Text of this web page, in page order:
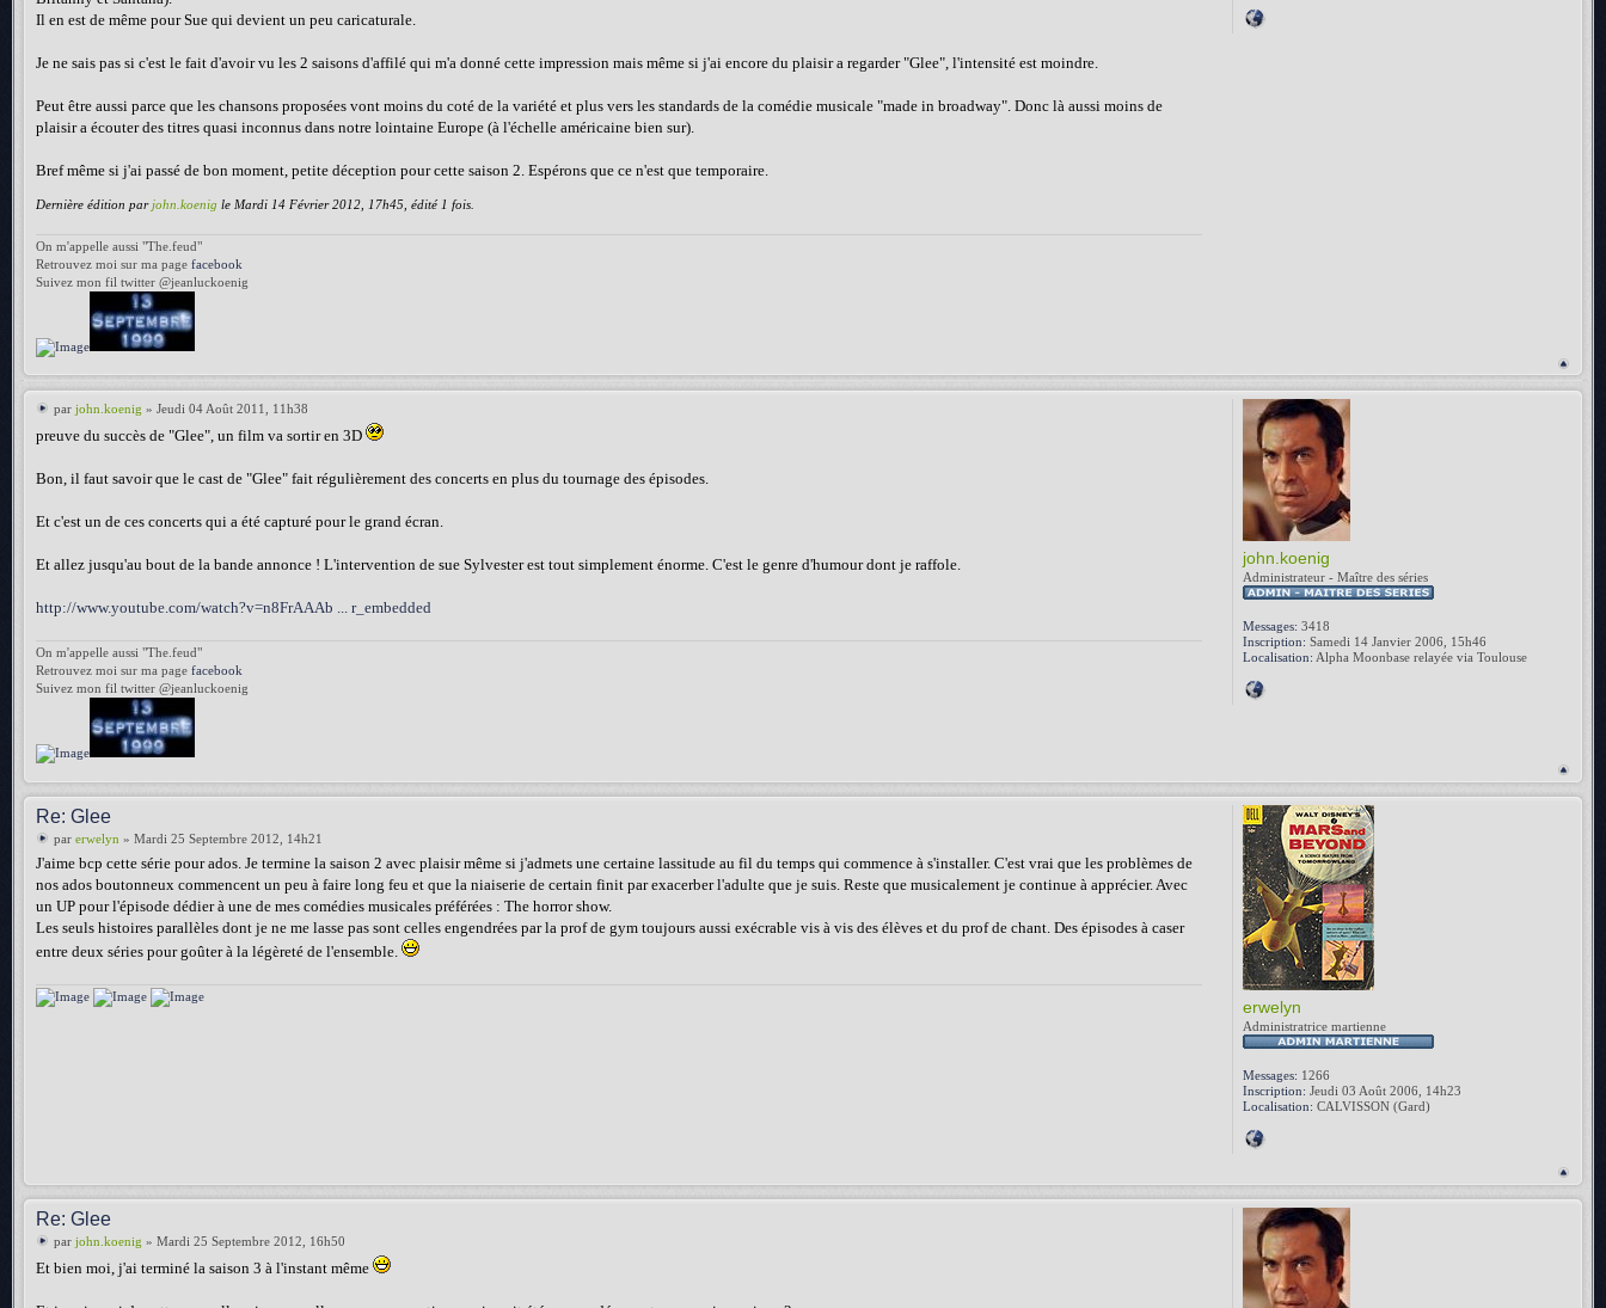
Il en est de même pour Sue qui devient un peu caricaturale.
Je ne sais pas si c'est le fait d'avoir vu les 2 saisons d'affilé qui m'a donné cette impression mais même si j'ai encore du plaisir a regarder "Glee", l'intensité est moindre.
Peut être aussi parce que les chansons proposées vont moins du coté de la variété et plus vers les standards de la comédie musicale "made in broadway". Donc là aussi moins de
plaisir a écouter des titres quasi inconnus dans notre lointaine Europe (à l'échelle américaine bien sur).
Bref même si j'ai passé de bon moment, petite déception pour cette saison 2. Espérons que ce n'est que temporaire.
Dernière édition par john.koenig le Mardi 14 Février 2012, 17h45, édité 1 fois.
On m'appelle aussi "The.feud"
Retrouvez moi sur ma page facebook
Suivez mon fil twitter @jeanluckoenig
par john.koenig » Jeudi 04 Août 2011, 11h38
preuve du succès de "Glee", un film va sortir en 3D
Bon, il faut savoir que le cast de "Glee" fait régulièrement des concerts en plus du tournage des épisodes.
Et c'est un de ces concerts qui a été capturé pour le grand écran.
Et allez jusqu'au bout de la bande annonce ! L'intervention de sue Sylvester est tout simplement énorme. C'est le genre d'humour dont je raffole.
http://www.youtube.com/watch?v=n8FrAAAb ... r_embedded
On m'appelle aussi "The.feud"
Retrouvez moi sur ma page facebook
Suivez mon fil twitter @jeanluckoenig
john.koenig
Administrateur - Maître des séries
Messages: 3418
Inscription: Samedi 14 Janvier 2006, 15h46
Localisation: Alpha Moonbase relayée via Toulouse
Re: Glee
par erwelyn » Mardi 25 Septembre 2012, 14h21
J'aime bcp cette série pour ados. Je termine la saison 2 avec plaisir même si j'admets une certaine lassitude au fil du temps qui commence à s'installer. C'est vrai que les problèmes de
nos ados boutonneux commencent un peu à faire long feu et que la niaiserie de certain finit par exacerber l'adulte que je suis. Reste que musicalement je continue à apprécier. Avec
un UP pour l'épisode dédier à une de mes comédies musicales préférées : The horror show.
Les seuls histoires parallèles dont je ne me lasse pas sont celles engendrées par la prof de gym toujours aussi exécrable vis à vis des élèves et du prof de chant. Des épisodes à caser
entre deux séries pour goûter à la légèreté de l'ensemble.
erwelyn
Administratrice martienne
Messages: 1266
Inscription: Jeudi 03 Août 2006, 14h23
Localisation: CALVISSON (Gard)
Re: Glee
par john.koenig » Mardi 25 Septembre 2012, 16h50
Et bien moi, j'ai terminé la saison 3 à l'instant même